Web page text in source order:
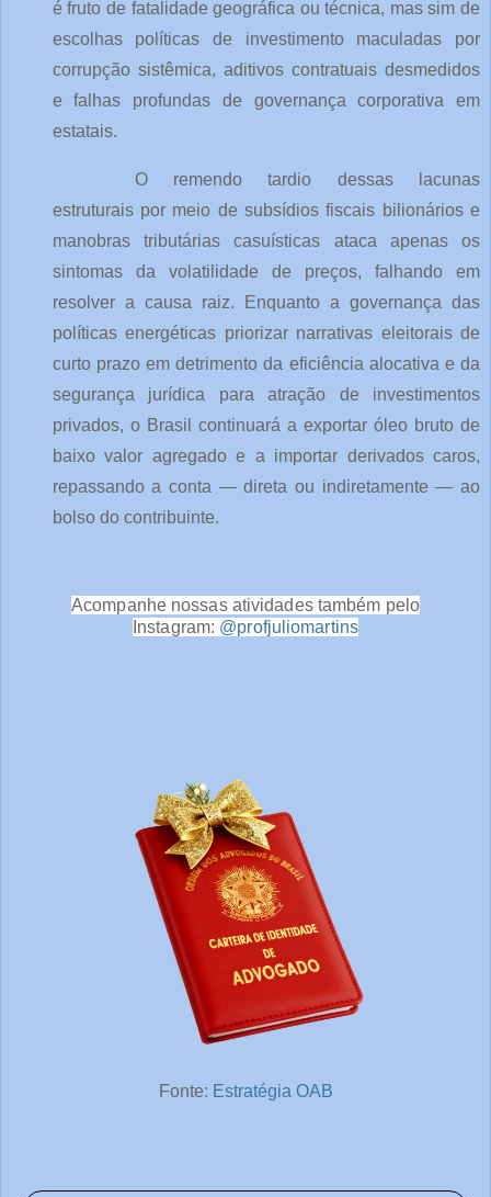
é fruto de fatalidade geográfica ou técnica, mas sim de
escolhas políticas de investimento maculadas por
corrupção sistêmica, aditivos contratuais desmedidos
e falhas profundas de governança corporativa em
estatais.
O remendo tardio dessas lacunas
estruturais por meio de subsídios fiscais bilionários e
manobras tributárias casuísticas ataca apenas os
sintomas da volatilidade de preços, falhando em
resolver a causa raiz. Enquanto a governança das
políticas energéticas priorizar narrativas eleitorais de
curto prazo em detrimento da eficiência alocativa e da
segurança jurídica para atração de investimentos
privados, o Brasil continuará a exportar óleo bruto de
baixo valor agregado e a importar derivados caros,
repassando a conta — direta ou indiretamente — ao
bolso do contribuinte.
Acompanhe nossas atividades também pelo
Instagram: @profjuliomartins
Fonte: Estratégia OAB